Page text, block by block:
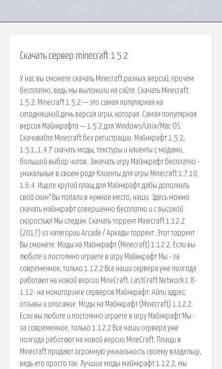
Скачать сервер minecraft 1 5 2
У нас вы сможете скачать Minecraft разных версий, причём
бесплатно, ведь мы выложили на сайте. Скачать Minecraft
1.5.2. Minecraft 1.5.2 — это самая популярная на
сегодняшний день версия игры, которая. Самая популярная
версия Майнкрафта — 1.5.2 для Windows/Unix/Mac OS.
Скачивайте Minecraft без регистрации. Майнкрафт 1.5.2,
1.5.1, 1.4.7 скачать моды, текстуры и клиенты с модами,
большой выбор читов. Закачать игру Майнкрафт бесплатно -
уникальные в своем роде Клиенты для игры Minecraft 1.7.10,
1.6.4. Ищите крутой плащ для Майнкрафт дабы дополнить
свой скин? Вы попали в нужное место, наши. Здесь можно
скачать майнкрафт совершенно бесплатно и с высокой
скоростью! Мы следим. Скачать торрент Minecraft 1.12.2
(2017) из категории Arcade / Аркады торрент. Этот торрент
Вы сможете. Моды на Майнкрафт (Minecraft) 1.12.2. Если вы
любите и постоянно играете в игру Майнкрафт Мы - за
современное, только 1.12.2 Все наши сервера уже полгода
работают на новой версии MineCraft. LastCraft Network 1.8-
1.12- на мониторинге серверов Майнкрафт. Айпи адрес,
отзывы и описание. Моды на Майнкрафт (Minecraft) 1.12.2.
Если вы любите и постоянно играете в игру Майнкрафт Мы -
за современное, только 1.12.2 Все наши сервера уже
полгода работают на новой версии MineCraft. Плащи в
Minecraft придают огромную уникальность своему владельцу,
ведь его просто так. Лучшие моды майнкрафт 1.12.2, мы